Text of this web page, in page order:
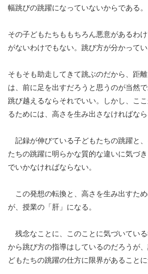
幅跳びの跳躍になっていないからである。
その子どもたちももちろん悪意があるわ
がないわけでもない。跳び方が分かってい
そもそも助走してきて跳ぶのだから、距
は、前に足を出すだろうと思うのが当然
跳び越えるならそれでいい。しかし、こ
るためには、高さを生み出さなければなら
記録が伸びている子どもたちの跳躍と
たちの跳躍に明らかな質的な違いに気づ
でいかなければならない。
この発想の転換と、高さを生み出すた
が、授業の「肝」になる。
残念なことに、このことに気づいてい
から跳び方の指導はしているのだろうが
どもたちの跳躍の仕方に限界があることに